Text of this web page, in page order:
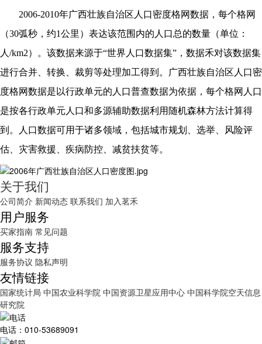
2006-2010年广西壮族自治区 人口密度格网数据，每个格网
（30弧秒，约1公里）表达该范围内的人口总的数量（单位：
人/km2）。该数据来源于“世界人口数据集”，数据禾对该数据集
进行合并、转换、裁剪等处理加工得到。
广西壮族自治区 人口密
度格网数据是以行政单元的人口普查数据为依据，每个格网人口
是按各行政单元人口和多源辅助数据利用随机森林方法计算得
到。人口数据可用于诸多领域，包括城市规划、选举、风险评
估、灾害救援、疾病防控、减贫扶贫等。
关于我们
公司简介 新闻动态 联系我们 加入茗禾
用户服务
买家指南 常见问题
服务支持
服务协议 隐私声明
友情链接
国家统计局 中国农业科学院 中国资源卫星应用中心 中国科学院空天信息
研究院
电话：010-53689091